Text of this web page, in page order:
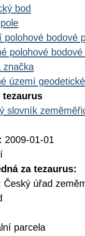
bod
polohové bodové
polohové
značka
území
slovník
2009-01-01
za tezaurus:
Český úřad
parcela